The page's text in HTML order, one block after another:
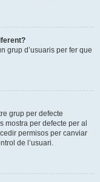
grup d’usuaris per fer que
grup per defecte
mostra per defecte per al
permisos per canviar
de l’usuari.